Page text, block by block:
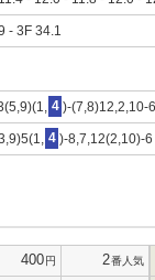
- 3F 34.1
4 )-(7,8)12,2,10-
4 )-8,7,12(2,10)-6
400円 2番人気